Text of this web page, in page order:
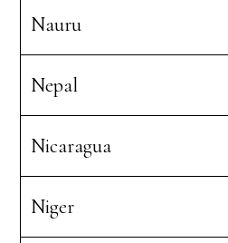
Nauru
Nepal
Nicaragua
Niger